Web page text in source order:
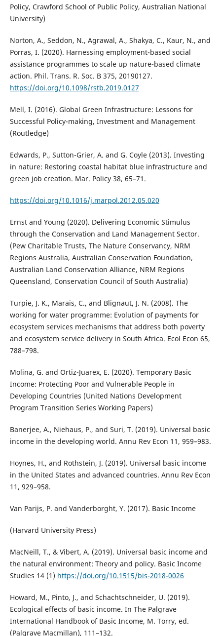
Policy, Crawford School of Public Policy, Australian National
University)
Norton, A., Seddon, N., Agrawal, A., Shakya, C., Kaur, N., and
Porras, I. (2020). Harnessing employment-based social
assistance programmes to scale up nature-based climate
action. Phil. Trans. R. Soc. B 375, 20190127.
https://doi.org/10.1098/rstb.2019.0127
Mell, I. (2016). Global Green Infrastructure: Lessons for
Successful Policy-making, Investment and Management
(Routledge)
Edwards, P., Sutton-Grier, A. and G. Coyle (2013). Investing
in nature: Restoring coastal habitat blue infrastructure and
green job creation. Mar. Policy 38, 65–71.
https://doi.org/10.1016/j.marpol.2012.05.020
Ernst and Young (2020). Delivering Economic Stimulus
through the Conservation and Land Management Sector.
(Pew Charitable Trusts, The Nature Conservancy, NRM
Regions Australia, Australian Conservation Foundation,
Australian Land Conservation Alliance, NRM Regions
Queensland, Conservation Council of South Australia)
Turpie, J. K., Marais, C., and Blignaut, J. N. (2008). The
working for water programme: Evolution of payments for
ecosystem services mechanisms that address both poverty
and ecosystem service delivery in South Africa. Ecol Econ 65,
788–798.
Molina, G. and Ortiz-Juarex, E. (2020). Temporary Basic
Income: Protecting Poor and Vulnerable People in
Developing Countries (United Nations Development
Program Transition Series Working Papers)
Banerjee, A., Niehaus, P., and Suri, T. (2019). Universal basic
income in the developing world. Annu Rev Econ 11, 959–983.
Hoynes, H., and Rothstein, J. (2019). Universal basic income
in the United States and advanced countries. Annu Rev Econ
11, 929–958.
Van Parijs, P. and Vanderborght, Y. (2017). Basic Income
(Harvard University Press)
MacNeill, T., & Vibert, A. (2019). Universal basic income and
the natural environment: Theory and policy. Basic Income
Studies 14 (1) https://doi.org/10.1515/bis-2018-0026
Howard, M., Pinto, J., and Schachtschneider, U. (2019).
Ecological effects of basic income. In The Palgrave
International Handbook of Basic Income, M. Torry, ed.
(Palgrave Macmillan), 111–132.